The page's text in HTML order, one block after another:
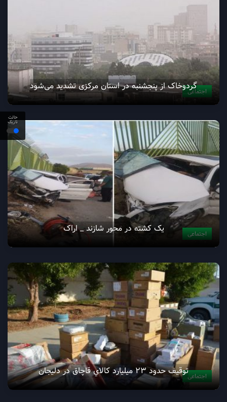
حالت
تاریک
اجتماعیگردوخاک از پنجشنبه در استان مرکزی تشدید می‌شود
اجتماعی یک کشته در محور شازند _ اراک
اجتماعیتوقيف حدود 23 ميليارد کالاي قاچاق در دليجان